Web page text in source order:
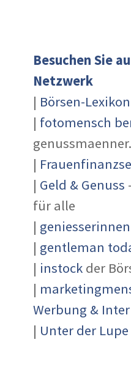
Besuchen Sie
Netzwerk
| Börsen-Lexikon
| fotomensch
|
| Geld & Genuss
für alle
|
| gentleman
| instock der
|
Werbung &
| Unter der Lupe